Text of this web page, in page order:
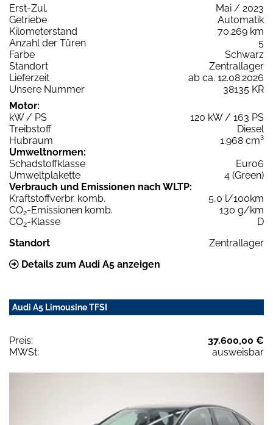
Erst-Zul.
Mai / 2023
Getriebe
Automatik
Kilometerstand
70.269 km
Anzahl der Türen
5
Farbe
Schwarz
Standort
Zentrallager
Lieferzeit
ab ca. 12.08.2026
Unsere Nummer
38135 KR
Motor:
kW / PS
120 kW / 163 PS
Treibstoff
Diesel
Hubraum
1.968 cm³
Umweltnormen:
Schadstoffklasse
Euro6
Umweltplakette
4 (Green)
Verbrauch und Emissionen nach WLTP:
Kraftstoffverbr. komb.
5,0 l/100km
CO2-Emissionen komb.
130 g/km
CO2-Klasse
D
Standort
Zentrallager
Details zum Audi A5 anzeigen
Audi A5 Limousine TFSI
Preis:
37.600,00 €
MWSt:
ausweisbar